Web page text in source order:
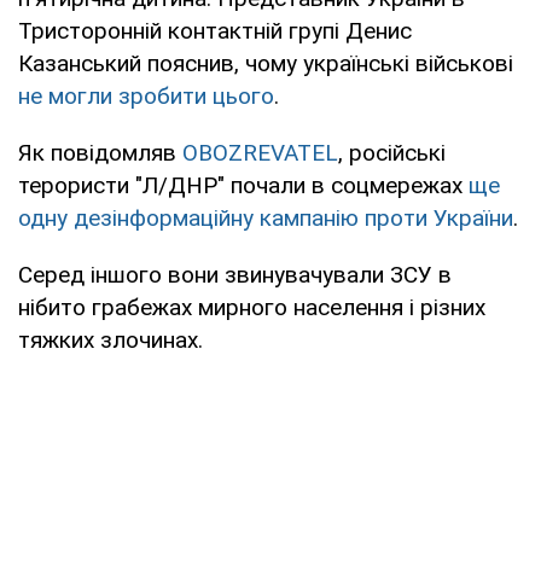
Тристоронній контактній групі Денис
Казанський пояснив, чому українські військові
не могли зробити цього.
Як повідомляв OBOZREVATEL, російські
терористи "Л/ДНР" почали в соцмережах ще
одну дезінформаційну кампанію проти України.
Серед іншого вони звинувачували ЗСУ в
нібито грабежах мирного населення і різних
тяжких злочинах.